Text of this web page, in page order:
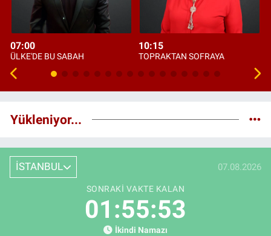
07:00
ÜLKE'DE BU SABAH
10:15
TOPRAKTAN SOFRAYA
Yükleniyor...
İSTANBUL 07.08.2026
SONRAKI VAKTE KALAN
01:55:52
İkindi Namazı